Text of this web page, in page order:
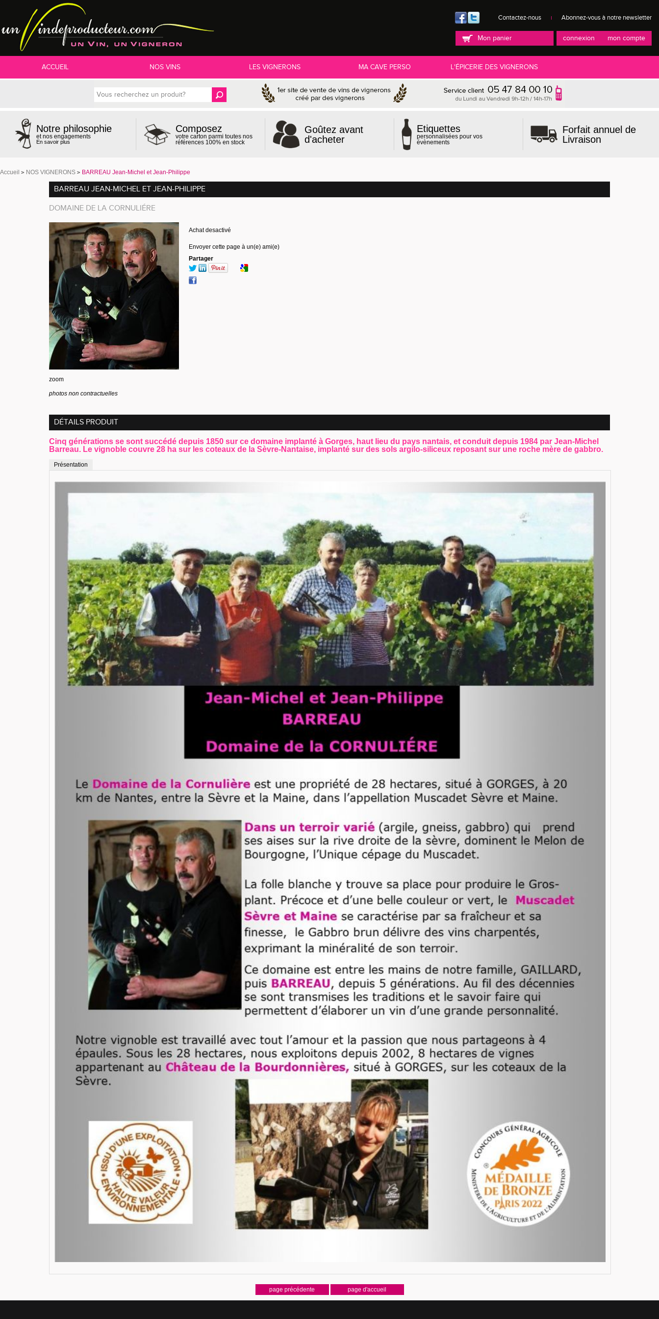
mon compte
connexion
Mon panier
ACCUEIL NOS VINS LES VIGNERONS MA CAVE PERSO L'ÉPICERIE DES VIGNERONS
Accueil NOS VIGNERONS BARREAU Jean-Michel et Jean-Philippe
BARREAU JEAN-MICHEL ET JEAN-PHILIPPE
DOMAINE DE LA CORNULIÉRE
zoom
photos non contractuelles
Achat desactivé
Envoyer cette page à un(e) ami(e)
Partager
DÉTAILS PRODUIT
Cinq générations se sont succédé depuis 1850 sur ce domaine implanté à Gorges, haut lieu du pays nantais, et conduit depuis 1984 par Jean-Michel
Barreau. Le vignoble couvre 28 ha sur les coteaux de la Sèvre-Nantaise, implanté sur des sols argilo-siliceux reposant sur une roche mère de gabbro.
Présentation
Notre philosophie
et nos engagements
En savoir plus
Composez
votre carton parmi toutes nos
références 100% en stock
Goûtez avant
d'acheter
Etiquettes
personnalisées pour vos
évènements
Forfait annuel de
Livraison
Contactez-nous Abonnez-vous à notre newsletter